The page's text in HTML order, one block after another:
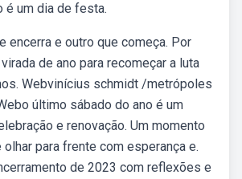
é um dia de festa.
encerra e outro que começa. Por
de ano para recomeçar a luta
Webvinícius schmidt /metrópoles
último sábado do ano é um
e renovação. Um momento
olhar para frente com esperança e.
de 2023 com reflexões e